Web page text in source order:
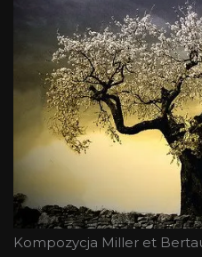
Kompozycja Miller et